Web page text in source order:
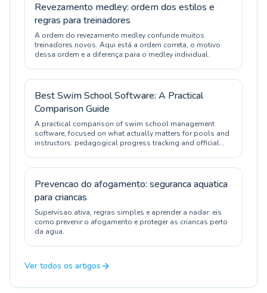
Revezamento medley: ordem dos estilos e
regras para treinadores
A ordem do revezamento medley confunde muitos
treinadores novos. Aqui está a ordem correta, o motivo
dessa ordem e a diferença para o medley individual.
Best Swim School Software: A Practical
Comparison Guide
A practical comparison of swim school management
software, focused on what actually matters for pools and
instructors: pedagogical progress tracking and official
Prevencao do afogamento: seguranca aquatica
para criancas
Supervisao ativa, regras simples e aprender a nadar: eis
como prevenir o afogamento e proteger as criancas perto
da agua.
Ver todos os artigos